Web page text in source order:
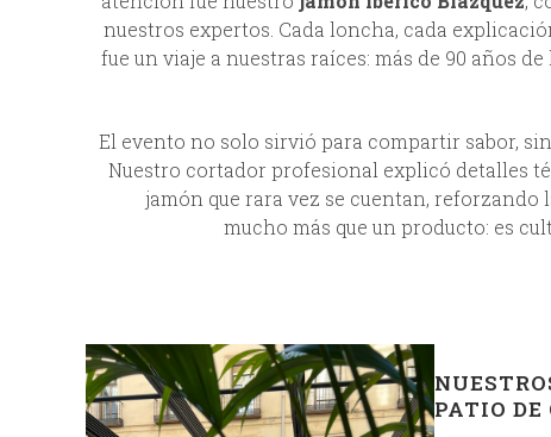
nuestros expertos. Cada loncha, cada
fue un viaje a nuestras raíces: más de 90 años
El evento no solo sirvió para compartir sabor,
Nuestro cortador profesional explicó detalles
jamón que rara vez se cuentan, reforzando
mucho más que un producto: es
PATIO DE